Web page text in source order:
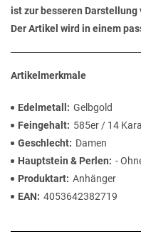
ist zur besseren
Der Artikel wird in einem
Artikelmerkmale
Edelmetall
Gelbgold
Feingehalt
585er / 14
Geschlecht
Damen
Hauptstein & Perlen
-
Produktart Anhänger
EAN
4053642382719